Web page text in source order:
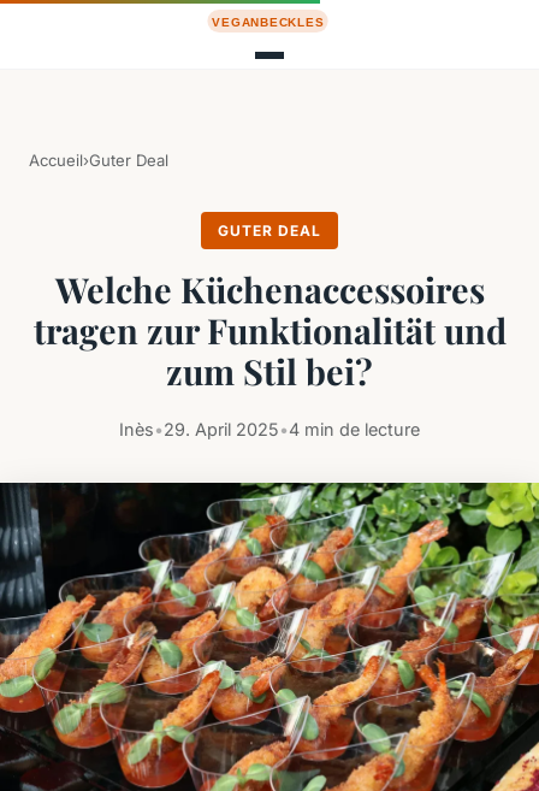
Accueil›Guter Deal
GUTER DEAL
Welche Küchenaccessoires
tragen zur Funktionalität und
zum Stil bei?
Inès•29. April 2025•4 min de lecture